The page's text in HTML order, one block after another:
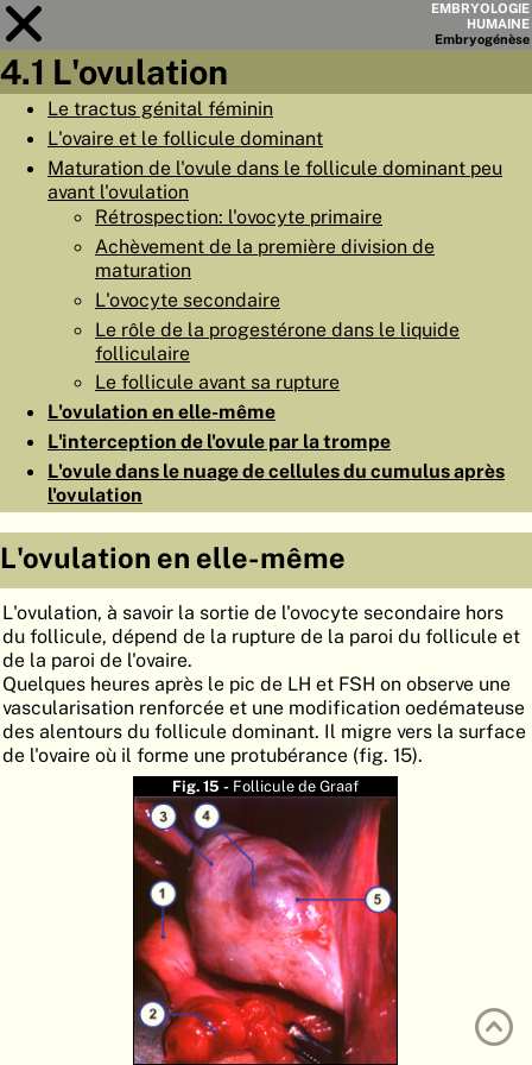
EMBRYOLOGIE
HUMAINE
Embryogénèse
Module4
LISTE DES CHAPITRES
RÉSUMÉ
EMBRYOGÉNÈSE
ORGANOGÉNÈSE
ATLASEMBRYOLOGY
RECHERCHER
AIDE
DE
4.1 L'ovulation
Le tractus génital féminin
L'ovaire et le follicule dominant
Maturation de l'ovule dans le follicule dominant peu
avant l'ovulation
Rétrospection: l'ovocyte primaire
Achèvement de la première division de
maturation
L'ovocyte secondaire
Le rôle de la progestérone dans le liquide
folliculaire
Le follicule avant sa rupture
L'ovulation en elle-même
L'interception de l'ovule par la trompe
L'ovule dans le nuage de cellules du cumulus après
l'ovulation
L'ovulation en elle-même
L'ovulation, à savoir la sortie de l'ovocyte secondaire hors
du follicule, dépend de la rupture de la paroi du follicule et
de la paroi de l'ovaire.
Quelques heures après le pic de LH et FSH on observe une
vascularisation renforcée et une modification oedémateuse
des alentours du follicule dominant. Il migre vers la surface
de l'ovaire où il forme une protubérance (fig. 15).
Fig. 15 - Follicule de Graaf